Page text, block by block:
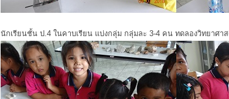
นักเรียนชั้น ป.4 ในคาบเรียน แบ่งกลุ่ม กลุ่มละ 3-4 คน ทดลองวิทยาศา